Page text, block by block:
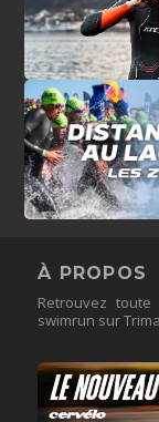
À PROPOS
Retrouvez
swimrun sur